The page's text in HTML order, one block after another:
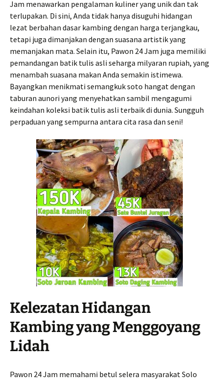
Jam menawarkan pengalaman kuliner yang unik dan tak
terlupakan. Di sini, Anda tidak hanya disuguhi hidangan
lezat berbahan dasar kambing dengan harga terjangkau,
tetapi juga dimanjakan dengan suasana artistik yang
memanjakan mata. Selain itu, Pawon 24 Jam juga memiliki
pemandangan batik tulis asli seharga milyaran rupiah, yang
menambah suasana makan Anda semakin istimewa.
Bayangkan menikmati semangkuk soto hangat dengan
taburan aunori yang menyehatkan sambil mengagumi
keindahan koleksi batik tulis asli terbaik di dunia. Sungguh
perpaduan yang sempurna antara cita rasa dan seni!
Kelezatan Hidangan
Kambing yang Menggoyang
Lidah
Pawon 24 Jam memahami betul selera masyarakat Solo